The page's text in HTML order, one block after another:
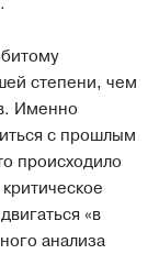
степени, чем
Именно
с прошлым
происходило
«в
анализа